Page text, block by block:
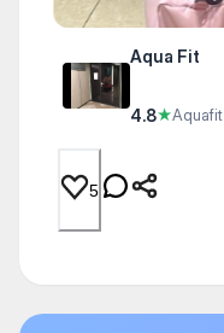
Aqua Fit
4.8★Aquafit
5